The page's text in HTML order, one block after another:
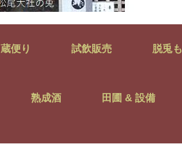
蔵便り 試飲販売 脱兎
熟成酒 田圃 & 設備